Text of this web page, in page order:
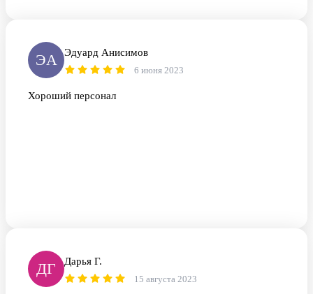
ЭА Эдуард Анисимов
6 июня 2023
Хороший персонал
ДГ Дарья Г.
15 августа 2023